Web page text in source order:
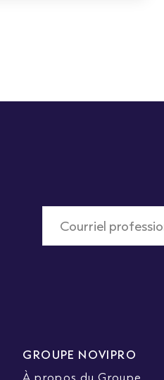
GROUPE NOVIPRO
À propos du Groupe